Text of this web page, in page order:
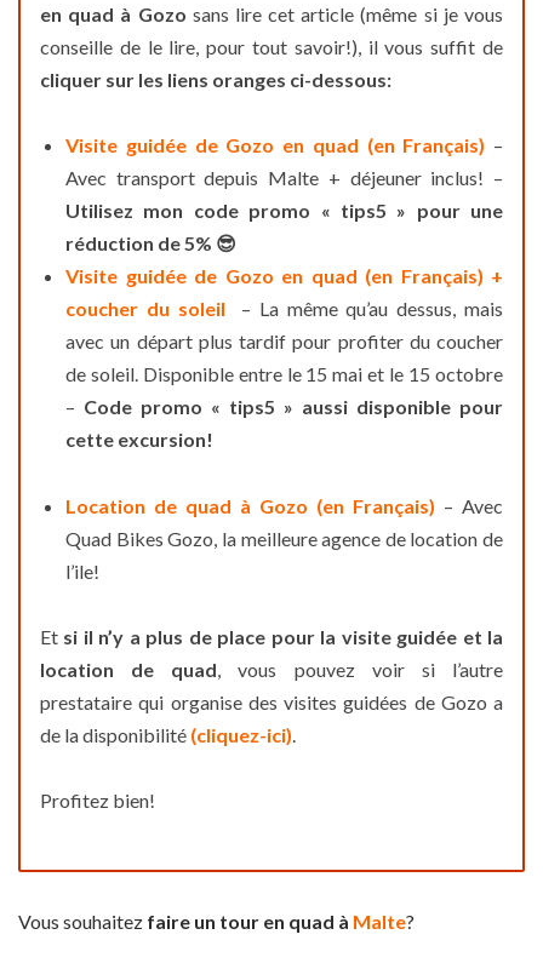
en quad à Gozo sans lire cet article (même si je vous
conseille de le lire, pour tout savoir!), il vous suffit de
cliquer sur les liens oranges ci-dessous:
Visite guidée de Gozo en quad (en Français) –
Avec transport depuis Malte + déjeuner inclus! –
Utilisez mon code promo « tips5 » pour une
réduction de 5% 😎
Visite guidée de Gozo en quad (en Français) +
coucher du soleil
– La même qu’au dessus, mais
avec un départ plus tardif pour profiter du coucher
de soleil. Disponible entre le 15 mai et le 15 octobre
– Code promo « tips5 » aussi disponible pour
cette excursion!
Location de quad à Gozo (en Français) – Avec
Quad Bikes Gozo, la meilleure agence de location de
l’ile!
Et si il n’y a plus de place pour la visite guidée et la
location de quad, vous pouvez voir si l’autre
prestataire qui organise des visites guidées de Gozo a
de la disponibilité (cliquez-ici).
Profitez bien!
Vous souhaitez faire un tour en quad à Malte?